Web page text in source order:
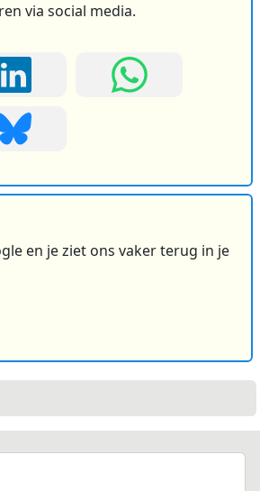
via social media.
en je ziet ons vaker terug in je